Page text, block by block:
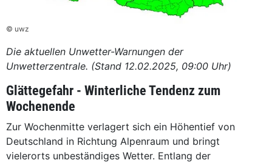
© uwz
Die aktuellen Unwetter-Warnungen der
Unwetterzentrale. (Stand 12.02.2025, 09:00 Uhr)
Glättegefahr - Winterliche Tendenz zum
Wochenende
Zur Wochenmitte verlagert sich ein Höhentief von
Deutschland in Richtung Alpenraum und bringt
vielerorts unbeständiges Wetter. Entlang der